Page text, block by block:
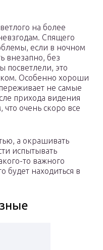
на более
Спящего
если в ночном
внезапно, без
посветлели, это
Особенно хороши
не самые
прихода видения
очень скоро все
а окрашивать
испытывать
то важного
будет находиться в